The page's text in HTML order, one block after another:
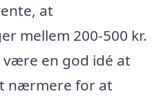
at
mellem 200-500 kr.
være en god idé at
nærmere for at